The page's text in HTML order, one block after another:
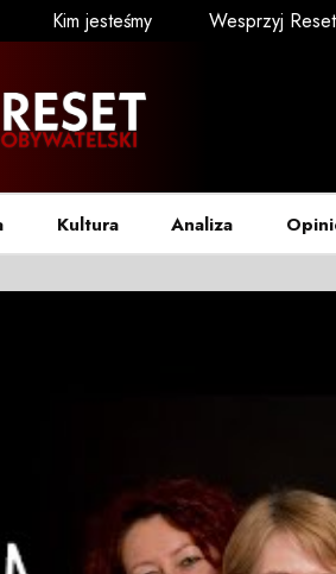
Kim jesteśmy Wesprzyj Reset
Kultura Analiza